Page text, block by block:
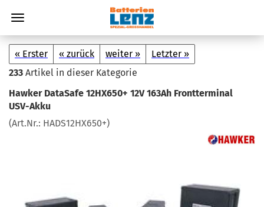
« Erster « zurück weiter »
Letzter »
233 Artikel in dieser Kategorie
Hawker Da­ta­Safe 12HX650+ 12V 163Ah Front­ter­mi­nal
USV-​Akku
(Art.Nr.: HADS12HX650+)